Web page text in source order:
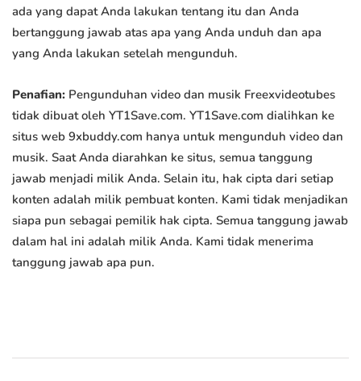
ada yang dapat Anda lakukan tentang itu dan Anda
bertanggung jawab atas apa yang Anda unduh dan apa
yang Anda lakukan setelah mengunduh.
Penafian: Pengunduhan video dan musik Freexvideotubes
tidak dibuat oleh YT1Save.com. YT1Save.com dialihkan ke
situs web 9xbuddy.com hanya untuk mengunduh video dan
musik. Saat Anda diarahkan ke situs, semua tanggung
jawab menjadi milik Anda. Selain itu, hak cipta dari setiap
konten adalah milik pembuat konten. Kami tidak menjadikan
siapa pun sebagai pemilik hak cipta. Semua tanggung jawab
dalam hal ini adalah milik Anda. Kami tidak menerima
tanggung jawab apa pun.